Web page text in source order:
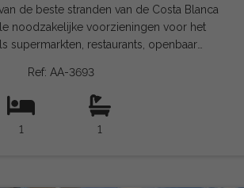
de beste stranden van de Costa Blanca
noodzakelijke voorzieningen voor het
supermarkten, restaurants, openbaar
en functionele indeling met een
een woon-eetkamer met een
en een aangenaam terras met
perfect om het hele jaar door van de
Ref: AA-3693
1 1